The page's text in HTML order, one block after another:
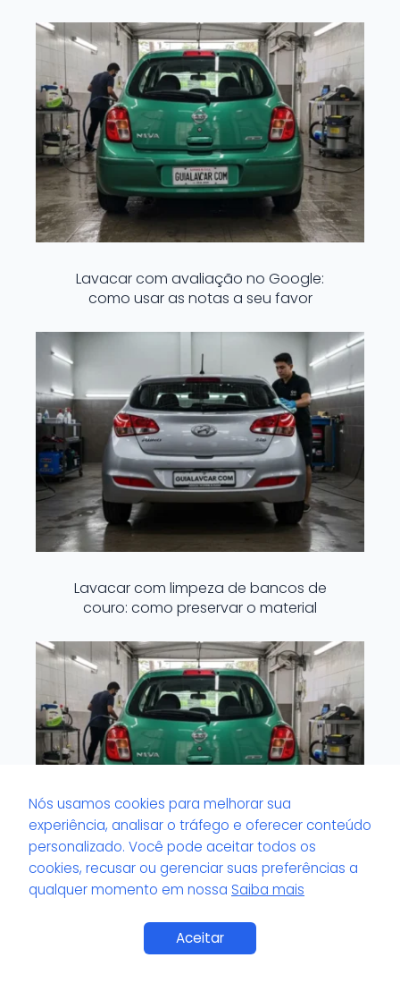
Lavacar com avaliação no Google:
como usar as notas a seu favor
Lavacar com limpeza de bancos de
couro: como preservar o material
Lavacar que trabalha com produtos
biodegradáveis: benefício real ao meio
ambiente?
Nós usamos cookies para melhorar sua
experiência, analisar o tráfego e oferecer conteúdo
personalizado. Você pode aceitar todos os
cookies, recusar ou gerenciar suas preferências a
qualquer momento em nossa Saiba mais
Aceitar